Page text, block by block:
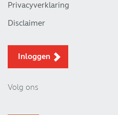
Privacyverklaring
Disclaimer
Inloggen
Volg ons